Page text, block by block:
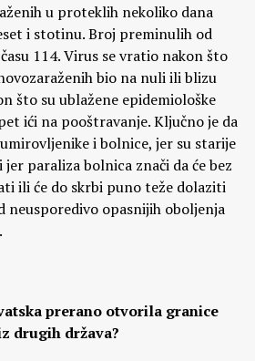
u proteklih nekoliko dana
i stotinu. Broj preminulih od
114. Virus se vratio nakon što
bio na nuli ili blizu
što su ublažene epidemiološke
ići na pooštravanje. Ključno je da
i bolnice, jer su starije
paraliza bolnica znači da će bez
ili će do skrbi puno teže dolaziti
neusporedivo opasnijih oboljenja
prerano otvorila granice
drugih država?